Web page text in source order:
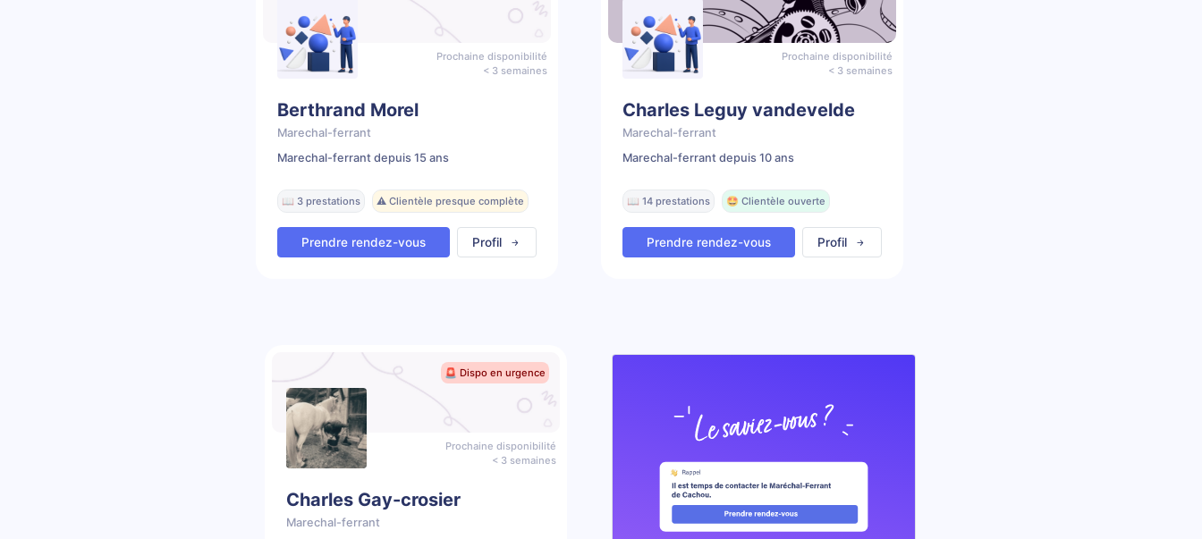
Prochaine disponibilité
< 3 semaines
Berthrand Morel
Marechal-ferrant
Marechal-ferrant depuis 15 ans
📖 3 prestations ⚠️ Clientèle presque complète
Prendre rendez-vous Profil
Prochaine disponibilité
< 3 semaines
Charles Leguy vandevelde
Marechal-ferrant
Marechal-ferrant depuis 10 ans
📖 14 prestations 🤩 Clientèle ouverte
Prendre rendez-vous Profil
🚨 Dispo en urgence
Prochaine disponibilité
< 3 semaines
Charles Gay-crosier
Marechal-ferrant